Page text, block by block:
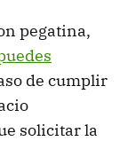
pegatina,
de cumplir
solicitar la